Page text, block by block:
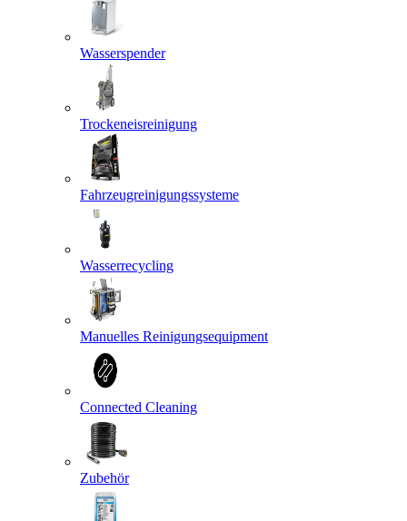
Wasserspender
Trockeneisreinigung
Fahrzeugreinigungssysteme
Wasserrecycling
Manuelles Reinigungsequipment
Connected Cleaning
Zubehör